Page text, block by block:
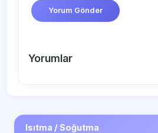
Yorum Gönder
Yorumlar
Isıtma / Soğutma